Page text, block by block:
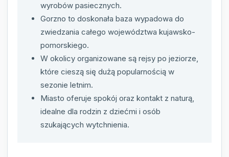
wyrobów pasiecznych.
Gorzno to doskonała baza wypadowa do
zwiedzania całego województwa kujawsko-
pomorskiego.
W okolicy organizowane są rejsy po jeziorze,
które cieszą się dużą popularnością w
sezonie letnim.
Miasto oferuje spokój oraz kontakt z naturą,
idealne dla rodzin z dziećmi i osób
szukających wytchnienia.